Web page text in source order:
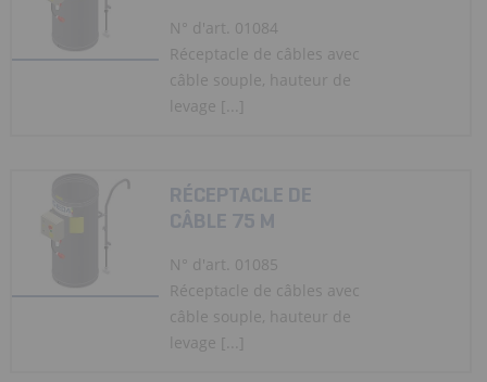
N° d'art. 01084
Réceptacle de câbles avec
câble souple, hauteur de
levage [...]
RÉCEPTACLE DE
CÂBLE 75 M
N° d'art. 01085
Réceptacle de câbles avec
câble souple, hauteur de
levage [...]